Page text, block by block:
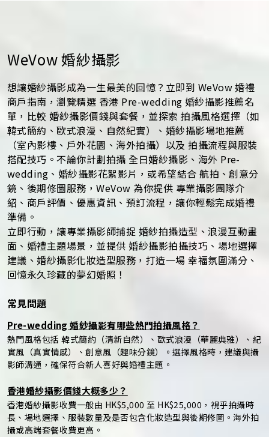
WeVow 婚紗攝影
想讓婚紗攝影成為一生最美的回憶？立即到 WeVow 婚禮
商戶指南，瀏覽精選 香港 Pre-wedding 婚紗攝影推薦名
單，比較 婚紗攝影價錢與套餐，並探索 拍攝風格選擇（如
韓式簡約、歐式浪漫、自然紀實）、婚紗攝影場地推薦
（室內影樓、戶外花園、海外拍攝）以及 拍攝流程與服裝
搭配技巧。不論你計劃拍攝 全日婚紗攝影、海外 Pre-
wedding、婚紗攝影花絮影片，或希望結合 航拍、創意分
鏡、後期修圖服務，WeVow 為你提供 專業攝影團隊介
紹、商戶評價、優惠資訊、預訂流程，讓你輕鬆完成婚禮
準備。
立即行動，讓專業攝影師捕捉 婚紗拍攝造型、浪漫互動畫
面、婚禮主題場景，並提供 婚紗攝影拍攝技巧、場地選擇
建議、婚紗攝影化妝造型服務，打造一場 幸福氛圍滿分、
回憶永久珍藏的夢幻婚照！
常見問題
Pre-wedding 婚紗攝影有哪些熱門拍攝風格？
熱門風格包括 韓式簡約（清新自然）、歐式浪漫（華麗典雅）、紀
實風（真實情感）、創意風（趣味分鏡）。選擇風格時，建議與攝
影師溝通，確保符合新人喜好與婚禮主題。
香港婚紗攝影價錢大概多少？
香港婚紗攝影收費一般由 HK$5,000 至 HK$25,000，視乎拍攝時
長、場地選擇、服裝數量及是否包含化妝造型與後期修圖。海外拍
攝或高端套餐收費更高。